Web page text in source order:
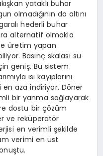
yataklı buhar
olmadığının da altını
hederli buhar
alternatif olmakla
üretim yapan
Basınç skalası su
geniş. Bu sistem
ısı kayıplarını
aza indiriyor. Döner
bir yanma sağlayarak
dostu bir çözüm
ve reküperatör
en verimli şekilde
verimi en üst